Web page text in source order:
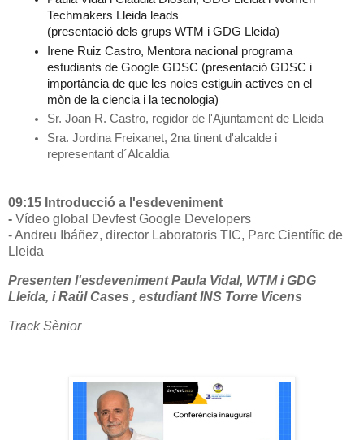
Techmakers Lleida leads
(presentació dels grups WTM i GDG Lleida)
Irene Ruiz Castro, Mentora nacional programa
estudiants de Google GDSC (presentació GDSC i
importància de que les noies estiguin actives en el
mòn de la ciencia i la tecnologia)
Sr. Joan R. Castro, regidor de l'Ajuntament de Lleida
Sra. Jordina Freixanet, 2na tinent d'alcalde i
representant d´Alcaldia
09:15 Introducció a l'esdeveniment
- Vídeo global Devfest Google Developers
- Andreu Ibáñez, director Laboratoris TIC, Parc Científic de
Lleida
Presenten l'esdeveniment Paula Vidal, WTM i GDG
Lleida, i Raül Cases , estudiant INS Torre Vicens
Track Sènior